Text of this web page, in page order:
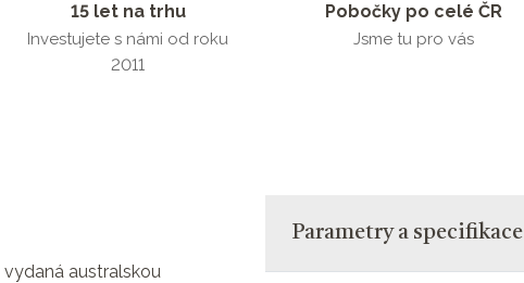
15 let na trhu
Investujete s námi od roku
2011
Pobočky po celé ČR
Jsme tu pro vás
vydaná australskou
Parametry a specifikace